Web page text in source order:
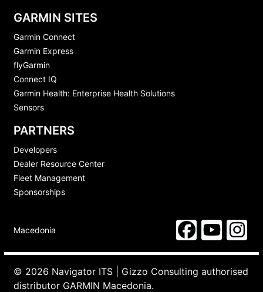
GARMIN SITES
Garmin Connect
Garmin Express
flyGarmin
Connect IQ
Garmin Health: Enterprise Health Solutions
Sensors
PARTNERS
Developers
Dealer Resource Center
Fleet Management
Sponsorships
Macedonia
© 2026 Navigator ITS | Gizzo Consulting authorised
distributor GARMIN Macedonia.